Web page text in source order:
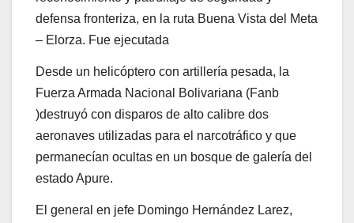
defensa fronteriza, en la ruta Buena Vista del Meta
– Elorza. Fue ejecutada
Desde un helicóptero con artillería pesada, la
Fuerza Armada Nacional Bolivariana (Fanb
)destruyó con disparos de alto calibre dos
aeronaves utilizadas para el narcotráfico y que
permanecían ocultas en un bosque de galería del
estado Apure.
El general en jefe Domingo Hernández Larez,